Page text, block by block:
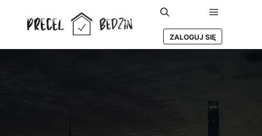
Szukaj Główne
ZALOGUJ SIĘ